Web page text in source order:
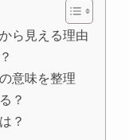
ら見える理由
意味を整理
？
？